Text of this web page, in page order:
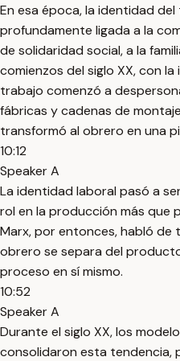
En esa época, la identidad
profundamente ligada a la
de solidaridad social, a la
comienzos del siglo XX, con
trabajo comenzó a
fábricas y cadenas de
transformó al obrero en una
10:12
Speaker A
La identidad laboral pasó a
rol en la producción más que
Marx, por entonces, habló de
obrero se separa del
proceso en sí mismo.
10:52
Speaker A
Durante el siglo XX, los
consolidaron esta tendencia,